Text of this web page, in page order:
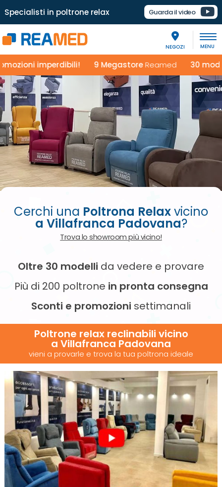
Specialisti in poltrone relax Guarda il video
NEGOZI
imperdibili! 9 MegastoreReamed30 modelli
Cerchi una Poltrona Relaxvicino
a Villafranca Padovana?
Trova lo showroom più vicino!
Oltre 30 modelli da vedere e provare
Più di 200 poltrone in pronta consegna
Sconti e promozioni settimanali
Poltrone relax reclinabili vicino
a Villafranca Padovana
vieni a provarle e trova la tua poltrona ideale